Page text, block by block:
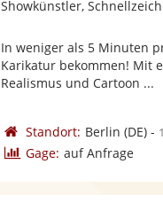
Showkünstler,
In weniger als 5 Minuten
Karikatur bekommen! Mit
Realismus und Cartoon ...
Standort: Berlin (DE)-
Gage: auf Anfrage